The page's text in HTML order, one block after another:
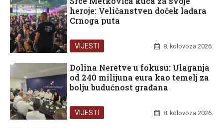
heroje: Veličanstven doček lađara
Crnoga puta
VIJESTI 8. kolovoza 2026.
Dolina Neretve u fokusu: Ulaganja
od 240 milijuna eura kao temelj za
bolju budućnost građana
VIJESTI 8. kolovoza 2026.